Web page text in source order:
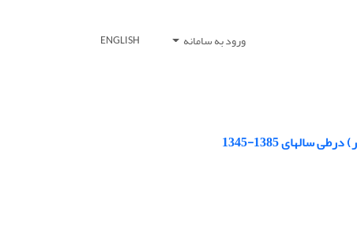
ورود به سامانه ENGLISH
1385-1345